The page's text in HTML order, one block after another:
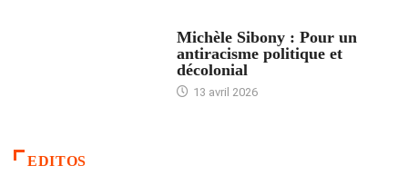
Michèle Sibony : Pour un
antiracisme politique et
décolonial
13 avril 2026
EDITOS